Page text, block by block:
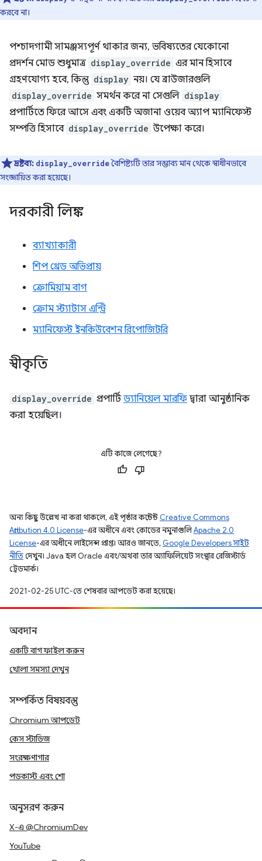
করবে না।
পশ্চাদগামী সামঞ্জস্যপূর্ণ থাকার জন্য, ভবিষ্যতের যেকোনো
প্রদর্শন মোড শুধুমাত্র display_override এর মান হিসাবে
গ্রহণযোগ্য হবে, কিন্তু display নয়। যে ব্রাউজারগুলি
display_override সমর্থন করে না সেগুলি display
প্রপার্টিতে ফিরে আসে এবং একটি অজানা ওয়েব অ্যাপ ম্যানিফেস্ট
সম্পত্তি হিসাবে display_override উপেক্ষা করে।
দ্রষ্টব্য: display_overrideবৈশিষ্ট্যটি তার সম্ভাব্য মান থেকে স্বাধীনভাবে
সংজ্ঞায়িত করা হয়েছে।
দরকারী লিঙ্ক
ব্যাখ্যাকারী
শিপ থ্রেড অভিপ্রায়
ক্রোমিয়াম বাগ
ক্রোম স্ট্যাটাস এন্ট্রি
ম্যানিফেস্ট ইনকিউবেশন রিপোজিটরি
স্বীকৃতি
display_override প্রপার্টিড্যানিয়েল মারফি দ্বারা আনুষ্ঠানিক
করা হয়েছিল।
এটি কাজে লেগেছে?
অন্য কিছু উল্লেখ না করা থাকলে, এই পৃষ্ঠার কন্টেন্ট Creative Commons
Attribution 4.0 License-এর অধীনে এবং কোডের নমুনাগুলিApache 2.0
License-এর অধীনে লাইসেন্স প্রাপ্ত। আরও জানতে, Google Developers সাইট
নীতিদেখুন। Java হল Oracle এবং/অথবা তার অ্যাফিলিয়েট সংস্থার রেজিস্টার্ড
ট্রেডমার্ক।
2021-02-25 UTC-তে শেষবার আপডেট করা হয়েছে।
অবদান
একটি বাগ ফাইল করুন
খোলা সমস্যা দেখুন
সম্পর্কিত বিষয়বস্তু
Chromium আপডেট
কেস স্টাডিজ
সংরক্ষণাগার
পডকাস্ট এবং শো
অনুসরণ করুন
X-এ @ChromiumDev
YouTube